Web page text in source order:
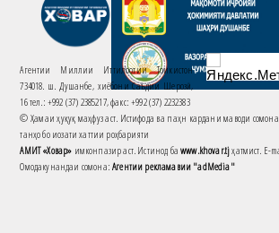
Агентии Миллии Иттилоотии Тоҷикистон
734018. ш. Душанбе, хиёбони Саъдии Шерозӣ,
16 тел.: +992 (37) 2385217, факс: +992 (37) 2232383
© Ҳамаи ҳуқуқ маҳфуз аст. Истифода ва паҳн кардани маводи
танҳо бо иҷозати хаттии роҳбарияти
АМИТ «Ховар» имконпазир аст. Истинод баwww.khovar.tjҳатмист. E-
Омодакунандаи сомона:Агентии рекламавии "adMedia"